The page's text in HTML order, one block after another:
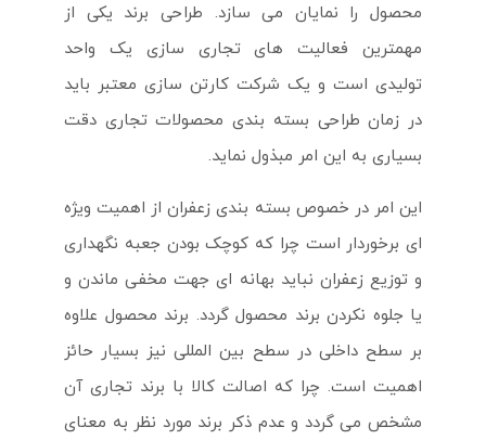
محصول را نمایان می سازد. طراحی برند یکی از
مهمترین فعالیت های تجاری سازی یک واحد
تولیدی است و یک شرکت کارتن سازی معتبر باید
در زمان طراحی بسته بندی محصولات تجاری دقت
بسیاری به این امر مبذول نماید.
این امر در خصوص بسته بندی زعفران از اهمیت ویژه
ای برخوردار است چرا که کوچک بودن جعبه نگهداری
و توزیع زعفران نباید بهانه ای جهت مخفی ماندن و
یا جلوه نکردن برند محصول گردد. برند محصول علاوه
بر سطح داخلی در سطح بین المللی نیز بسیار حائز
اهمیت است. چرا که اصالت کالا با برند تجاری آن
مشخص می گردد و عدم ذکر برند مورد نظر به معنای